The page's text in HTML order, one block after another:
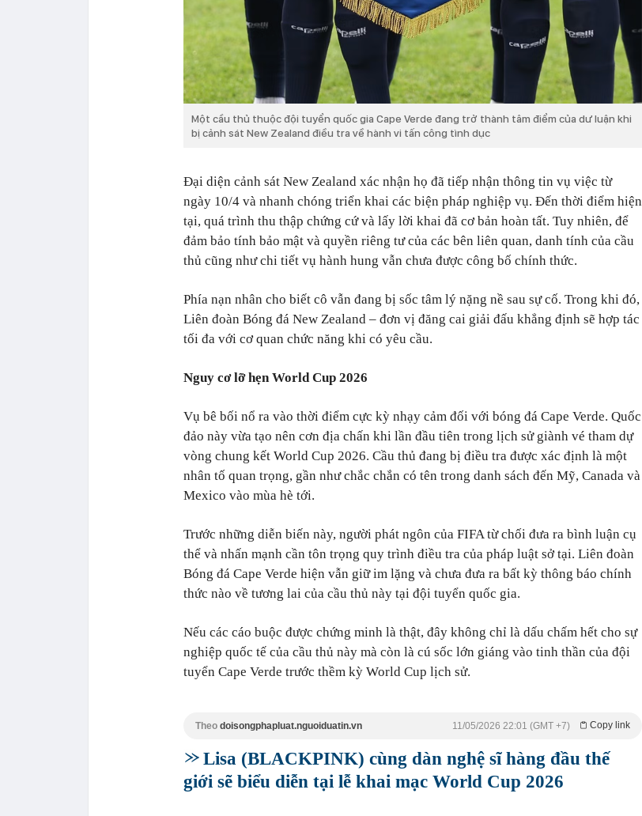
Một cầu thủ thuộc đội tuyển quốc gia Cape Verde đang trở thành tâm điểm của dư luận khi
bị cảnh sát New Zealand điều tra về hành vi tấn công tình dục
Đại diện cảnh sát New Zealand xác nhận họ đã tiếp nhận thông tin vụ việc từ
ngày 10/4 và nhanh chóng triển khai các biện pháp nghiệp vụ. Đến thời điểm hiện
tại, quá trình thu thập chứng cứ và lấy lời khai đã cơ bản hoàn tất. Tuy nhiên, để
đảm bảo tính bảo mật và quyền riêng tư của các bên liên quan, danh tính của cầu
thủ cũng như chi tiết vụ hành hung vẫn chưa được công bố chính thức.
Phía nạn nhân cho biết cô vẫn đang bị sốc tâm lý nặng nề sau sự cố. Trong khi đó,
Liên đoàn Bóng đá New Zealand – đơn vị đăng cai giải đấu khẳng định sẽ hợp tác
tối đa với cơ quan chức năng khi có yêu cầu.
Nguy cơ lỡ hẹn World Cup 2026
Vụ bê bối nổ ra vào thời điểm cực kỳ nhạy cảm đối với bóng đá Cape Verde. Quốc
đảo này vừa tạo nên cơn địa chấn khi lần đầu tiên trong lịch sử giành vé tham dự
vòng chung kết World Cup 2026. Cầu thủ đang bị điều tra được xác định là một
nhân tố quan trọng, gần như chắc chắn có tên trong danh sách đến Mỹ, Canada và
Mexico vào mùa hè tới.
Trước những diễn biến này, người phát ngôn của FIFA từ chối đưa ra bình luận cụ
thể và nhấn mạnh cần tôn trọng quy trình điều tra của pháp luật sở tại. Liên đoàn
Bóng đá Cape Verde hiện vẫn giữ im lặng và chưa đưa ra bất kỳ thông báo chính
thức nào về tương lai của cầu thủ này tại đội tuyển quốc gia.
Nếu các cáo buộc được chứng minh là thật, đây không chỉ là dấu chấm hết cho sự
nghiệp quốc tế của cầu thủ này mà còn là cú sốc lớn giáng vào tinh thần của đội
tuyển Cape Verde trước thềm kỳ World Cup lịch sử.
Theo doisongphapluat.nguoiduatin.vn Copy link
11/05/2026 22:01 (GMT +7)
Lisa (BLACKPINK) cùng dàn nghệ sĩ hàng đầu thế
giới sẽ biểu diễn tại lễ khai mạc World Cup 2026